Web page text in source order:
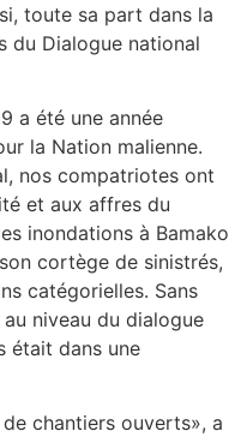
toute sa part dans la
du Dialogue national
a été une année
la Nation malienne.
nos compatriotes ont
et aux affres du
inondations à Bamako
cortège de sinistrés,
catégorielles. Sans
niveau du dialogue
était dans une
chantiers ouverts», a